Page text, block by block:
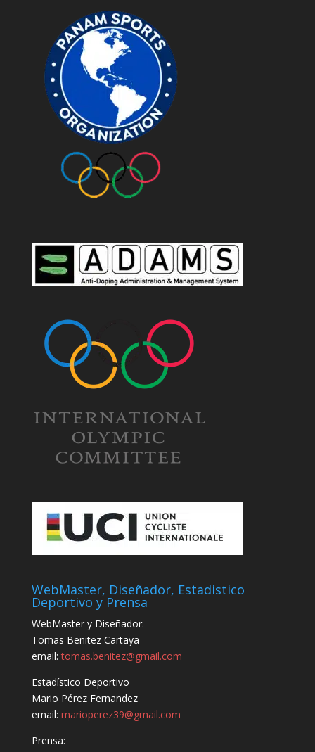
WebMaster, Diseñador, Estadistico
Deportivo y Prensa
WebMaster y Diseñador:
Tomas Benitez Cartaya
email:tomas.benitez@gmail.com
Estadístico Deportivo
Mario Pérez Fernandez
email: marioperez39@gmail.com
Prensa: